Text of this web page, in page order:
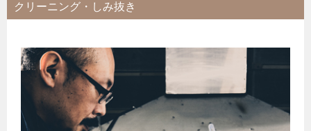
クリーニング・しみ抜き